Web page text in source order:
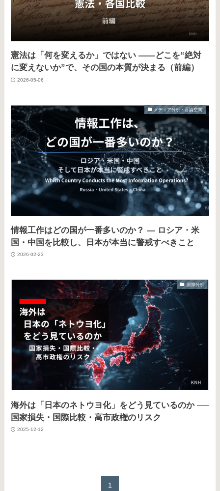
憲法は「何を変えるか」ではない ——どこを“絶対
に変えないか”で、その国の本質が決まる（前編）
2026-05-06
メディア分析・言論空間
情報工作はどの国が一番多いのか？ ― ロシア・米
国・中国を比較し、日本が本当に警戒すべきこと
2026-02-23
国際分析
海外は「日本のネトウヨ化」をどう見ているのか ──
国家損失・国際比較・高市政権のリスク
2025-12-12
1